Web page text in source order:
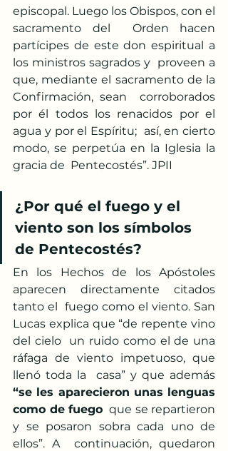
episcopal. Luego los Obispos, con el
sacramento del  Orden hacen
partícipes de este don espiritual a
los ministros sagrados y  proveen a
que, mediante el sacramento de la
Confirmación, sean  corroborados
por él todos los renacidos por el
agua y por el Espíritu;  así, en cierto
modo, se perpetúa en la Iglesia la
gracia de  Pentecostés”. JPII
¿Por qué el fuego y el
viento son los símbolos
de Pentecostés?
En los Hechos de los Apóstoles
aparecen directamente citados
tanto el  fuego como el viento. San
Lucas explica que “de repente vino
del cielo  un ruido como el de una
ráfaga de viento impetuoso, que
“se les aparecieron unas lenguas
como de fuego
  que se repartieron
y se posaron sobra cada uno de
ellos”. A  continuación, quedaron